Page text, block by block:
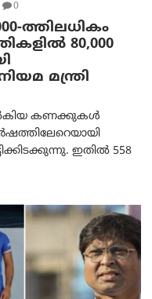
0
ത്തിലധികം
80,000
മന്ത്രി
കണക്കുകൾ
ഇതിൽ 558